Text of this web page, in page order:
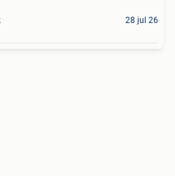
28 jul 26